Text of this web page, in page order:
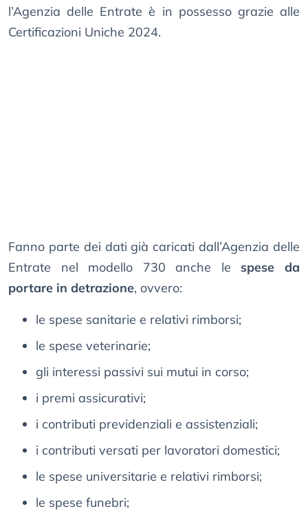
l’Agenzia delle Entrate è in possesso grazie alle
Certificazioni Uniche 2024.
Fanno parte dei dati già caricati dall’Agenzia delle
Entrate nel modello 730 anche le spese da
portare in detrazione, ovvero:
le spese sanitarie e relativi rimborsi;
le spese veterinarie;
gli interessi passivi sui mutui in corso;
i premi assicurativi;
i contributi previdenziali e assistenziali;
i contributi versati per lavoratori domestici;
le spese universitarie e relativi rimborsi;
le spese funebri;